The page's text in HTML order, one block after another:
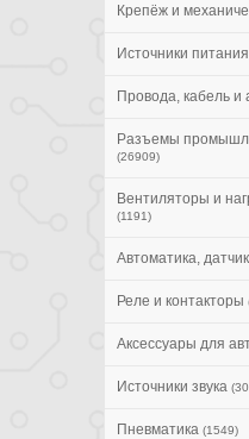
Крепёж и
Источники питания
Провода, кабель и
Разъемы
(26909)
Вентиляторы и
(1191)
Автоматика,
Реле и контакторы
Аксессуары для
Источники звука
Пневматика (1549)